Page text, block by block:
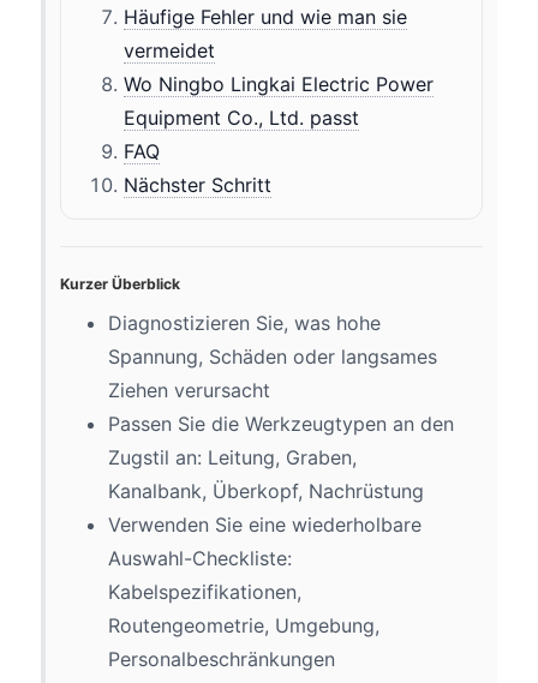
Häufige Fehler und wie man sie
vermeidet
Wo Ningbo Lingkai Electric Power
Equipment Co., Ltd. passt
FAQ
Nächster Schritt
Kurzer Überblick
Diagnostizieren Sie, was hohe
Spannung, Schäden oder langsames
Ziehen verursacht
Passen Sie die Werkzeugtypen an den
Zugstil an: Leitung, Graben,
Kanalbank, Überkopf, Nachrüstung
Verwenden Sie eine wiederholbare
Auswahl-Checkliste:
Kabelspezifikationen,
Routengeometrie, Umgebung,
Personalbeschränkungen